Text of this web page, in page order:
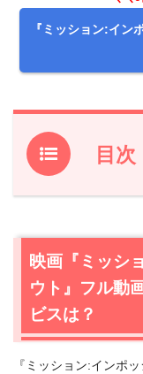
『ミッション:イン
目次
1.映画『ミッシ
無料視聴はU-
1.2
映画『ミッ
動画配信＆宅
2.『ミッション:
映画『ミッシ
ウト』フル動
ビスは？
『ミッション:インポ